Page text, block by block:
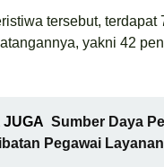
tersebut,
yakni 42
JUGA Sumber Daya
Pegawai